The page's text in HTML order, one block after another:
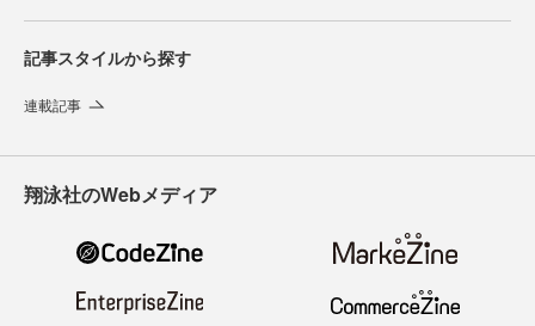
記事スタイルから探す
連載記事
翔泳社のWebメディア